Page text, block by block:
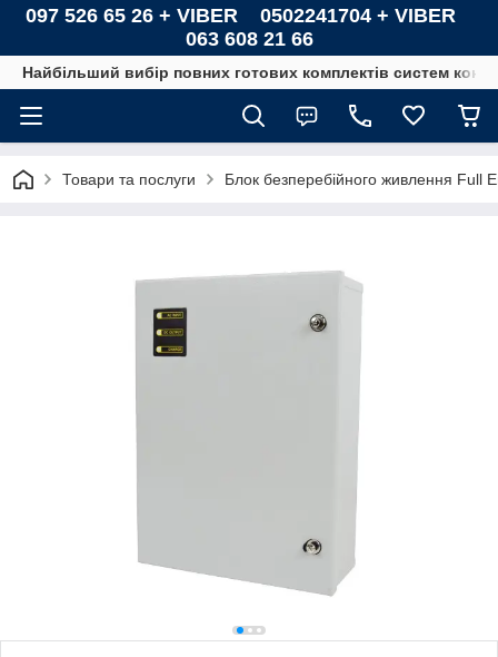
097 526 65 26 + VIBER 0502241704 + VIBER
063 608 21 66
Найбільший вибір повних готових комплектів систем
Товари та послуги Блок безперебійного живлення Full